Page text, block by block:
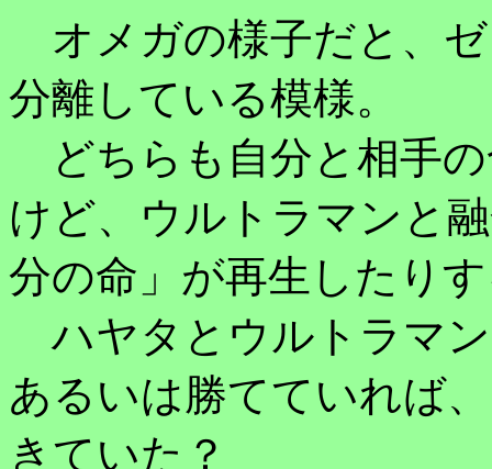
オメガの様子だと、
分離している模様。
どちらも自分と相手
けど、ウルトラマンと
分の命」が再生したり
ハヤタとウルトラマ
あるいは勝てていれば
きていた？